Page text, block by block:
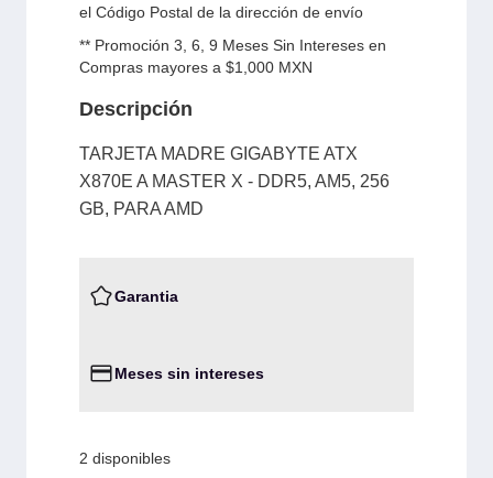
el Código Postal de la dirección de envío
** Promoción 3, 6, 9 Meses Sin Intereses en
Compras mayores a $1,000 MXN
Descripción
TARJETA MADRE GIGABYTE ATX
X870E A MASTER X - DDR5, AM5, 256
GB, PARA AMD
Garantia
Meses sin intereses
2 disponibles